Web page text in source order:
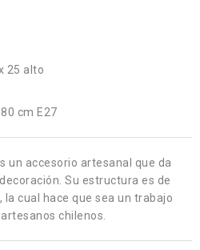
25 alto
cm E27
un accesorio artesanal que da
Su estructura es de
cual hace que sea un trabajo
chilenos.